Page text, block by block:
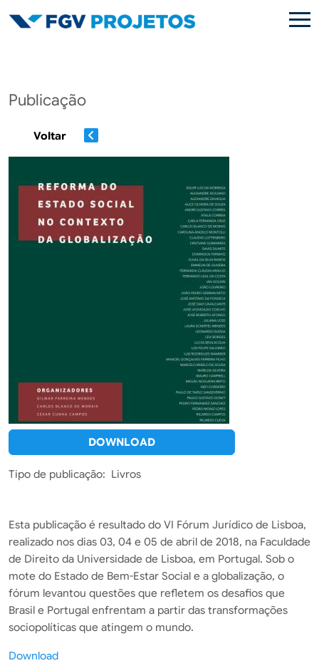
Publicação
Voltar
DOWNLOAD
Tipo de publicação Livros
Esta publicação é resultado do VI Fórum Jurídico de Lisboa,
realizado nos dias 03, 04 e 05 de abril de 2018, na Faculdade
de Direito da Universidade de Lisboa, em Portugal. Sob o
mote do Estado de Bem-Estar Social e a globalização, o
fórum levantou questões que refletem os desafios que
Brasil e Portugal enfrentam a partir das transformações
sociopolíticas que atingem o mundo.
Download